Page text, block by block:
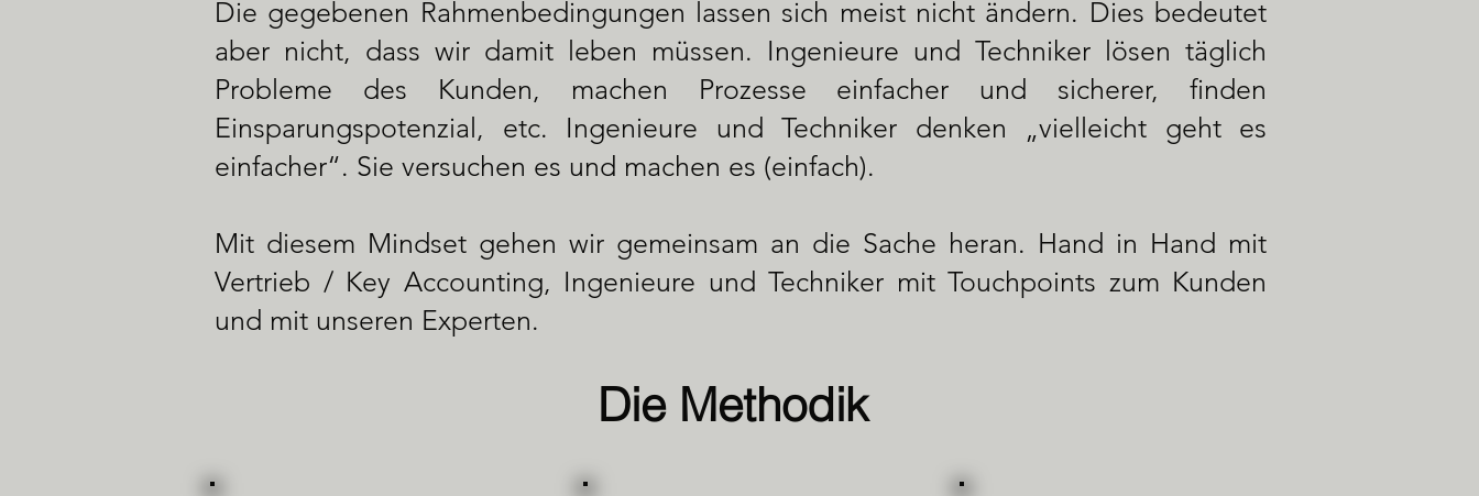
Die gegebenen Rahmenbedingungen lassen sich meist nicht ändern. Dies bedeutet
aber nicht, dass wir damit leben müssen. Ingenieure und Techniker lösen täglich
Probleme des Kunden, machen Prozesse einfacher und sicherer, finden
Einsparungspotenzial, etc. Ingenieure und Techniker denken „vielleicht geht es
einfacher“. Sie versuchen es und machen es (einfach).
Mit diesem Mindset gehen wir gemeinsam an die Sache heran. Hand in Hand mit
Vertrieb / Key Accounting, Ingenieure und Techniker mit Touchpoints zum Kunden
und mit unseren Experten.
Die Methodik